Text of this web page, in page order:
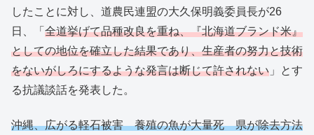
したことに対し、道農民連盟の大久保明義委員長が26
日、「 全道挙げて品種改良を重ね、『北海道ブランド米』
としての地位を確立した結果であり、生産者の努力と技術
をないがしろにするような発言は断じて許されない 」とす
る抗議談話を発表した。
沖縄、広がる軽石被害 養殖の魚が大量死 県が除去方法